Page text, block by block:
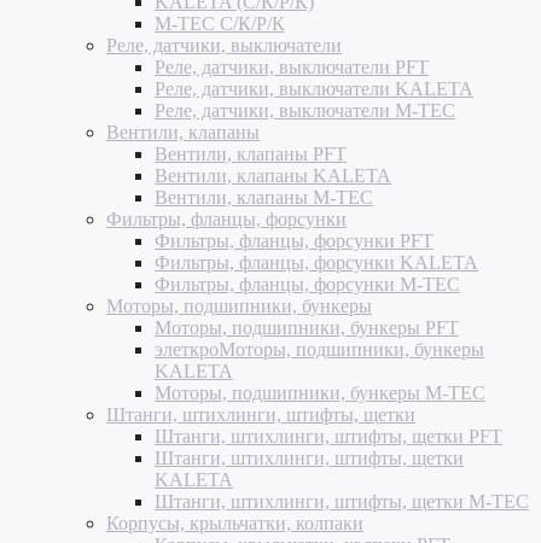
M-TEC С/К/Р/К
Реле, датчики, выключатели
Реле, датчики, выключатели PFT
Реле, датчики, выключатели KALETA
Реле, датчики, выключатели M-TEC
Вентили, клапаны
Вентили, клапаны PFT
Вентили, клапаны KALETA
Вентили, клапаны M-TEC
Фильтры, фланцы, форсунки
Фильтры, фланцы, форсунки PFT
Фильтры, фланцы, форсунки KALETA
Фильтры, фланцы, форсунки M-TEC
Моторы, подшипники, бункеры
Моторы, подшипники, бункеры PFT
элеткроМоторы, подшипники, бункеры
KALETA
Моторы, подшипники, бункеры M-TEC
Штанги, штихлинги, штифты, щетки
Штанги, штихлинги, штифты, щетки PFT
Штанги, штихлинги, штифты, щетки
KALETA
Штанги, штихлинги, штифты, щетки M-TEC
Корпусы, крыльчатки, колпаки